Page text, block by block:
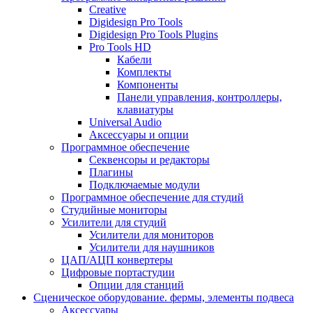
Creative
Digidesign Pro Tools
Digidesign Pro Tools Plugins
Pro Tools HD
Кабели
Комплекты
Компоненты
Панели управления, контроллеры,
клавиатуры
Universal Audio
Аксессуары и опции
Программное обеспечение
Cеквенсоры и редакторы
Плагины
Подключаемые модули
Программное обеспечение для студий
Студийные мониторы
Усилители для студий
Усилители для мониторов
Усилители для наушников
ЦАП/АЦП конвертеры
Цифровые портастудии
Опции для станций
Сценическое оборудование. фермы, элементы подвеса
Аксессуары